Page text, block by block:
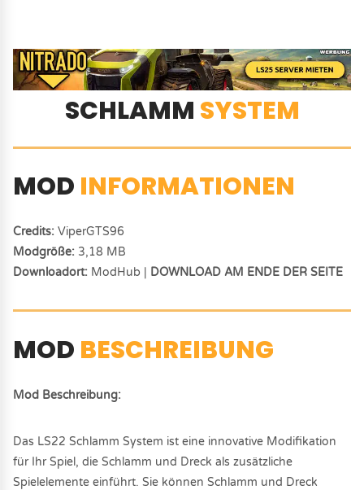
SCHLAMM SYSTEM
MOD INFORMATIONEN
Credits: ViperGTS96
Modgröße: 3,18 MB
Downloadort: ModHub | DOWNLOAD AM ENDE DER SEITE
MOD BESCHREIBUNG
Mod Beschreibung:
Das LS22 Schlamm System ist eine innovative Modifikation
für Ihr Spiel, die Schlamm und Dreck als zusätzliche
Spielelemente einführt. Sie können Schlamm und Dreck